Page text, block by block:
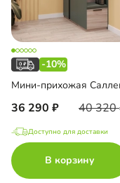
-10%
36 290 40 320
Доступно для доставки
В корзину